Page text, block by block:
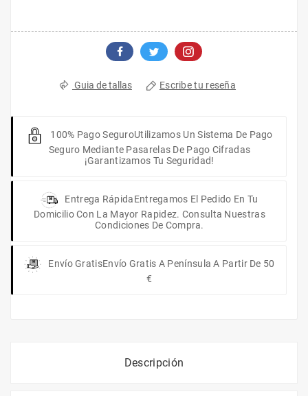
Guia de tallas Escribe tu reseña
100% Pago SeguroUtilizamos Un Sistema De Pago
Seguro Mediante Pasarelas De Pago Cifradas
¡Garantizamos Tu Seguridad!
Entrega RápidaEntregamos El Pedido En Tu
Domicilio Con La Mayor Rapidez. Consulta Nuestras
Condiciones De Compra.
Envío GratisEnvío Gratis A Península A Partir De 50
€
Descripción